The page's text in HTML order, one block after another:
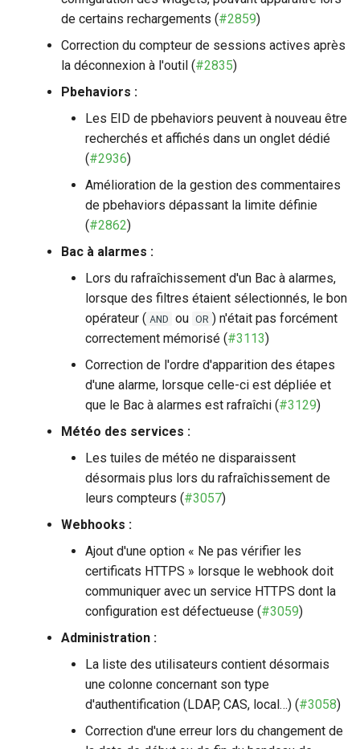
de certains rechargements (#2859)
Correction du compteur de sessions actives après
la déconnexion à l'outil (#2835)
Pbehaviors :
Les EID de pbehaviors peuvent à nouveau être
recherchés et affichés dans un onglet dédié
(#2936)
Amélioration de la gestion des commentaires
de pbehaviors dépassant la limite définie
(#2862)
Bac à alarmes :
Lors du rafraîchissement d'un Bac à alarmes,
lorsque des filtres étaient sélectionnés, le bon
opérateur ( AND ou OR ) n'était pas forcément
correctement mémorisé (#3113)
Correction de l'ordre d'apparition des étapes
d'une alarme, lorsque celle-ci est dépliée et
que le Bac à alarmes est rafraîchi (#3129)
Météo des services :
Les tuiles de météo ne disparaissent
désormais plus lors du rafraîchissement de
leurs compteurs (#3057)
Webhooks :
Ajout d'une option « Ne pas vérifier les
certificats HTTPS » lorsque le webhook doit
communiquer avec un service HTTPS dont la
configuration est défectueuse (#3059)
Administration :
La liste des utilisateurs contient désormais
une colonne concernant son type
d'authentification (LDAP, CAS, local…) (#3058)
Correction d'une erreur lors du changement de